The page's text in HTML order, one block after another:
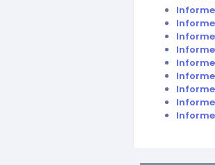
Informe
Informe